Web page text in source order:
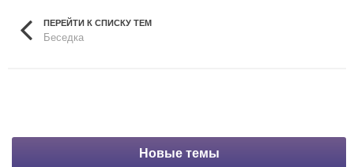
ПЕРЕЙТИ К СПИСКУ ТЕМ
Беседка
Новые темы